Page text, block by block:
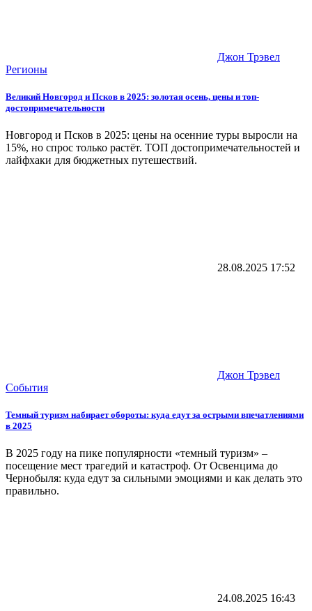
Джон Трэвел
Регионы
Великий Новгород и Псков в 2025: золотая осень, цены и топ-
достопримечательности
Новгород и Псков в 2025: цены на осенние туры выросли на
15%, но спрос только растёт. ТОП достопримечательностей и
лайфхаки для бюджетных путешествий.
28.08.2025 17:52
Джон Трэвел
События
Темный туризм набирает обороты: куда едут за острыми впечатлениями
в 2025
В 2025 году на пике популярности «темный туризм» –
посещение мест трагедий и катастроф. От Освенцима до
Чернобыля: куда едут за сильными эмоциями и как делать это
правильно.
24.08.2025 16:43